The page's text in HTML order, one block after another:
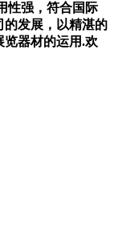
性强，符合国际
的发展，以精湛的
器材的运用.欢